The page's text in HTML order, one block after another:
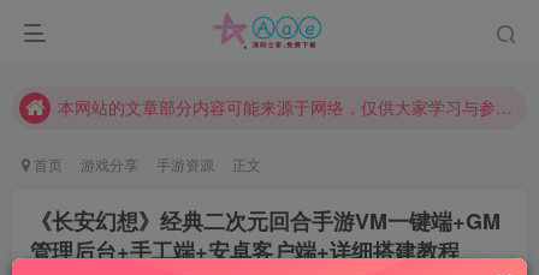
现在赞助会员享受专属折扣，详情点击此条公告。
本网站的文章部分内容可能来源于网络，仅供大家学习与参考，如有侵权，请联系站长QQ466107887进行删除处理。
首页 游戏分享 手游资源 正文
《长安幻想》经典二次元回合手游VM一键端+GM
管理后台+手工端+安卓客户端+详细搭建教程